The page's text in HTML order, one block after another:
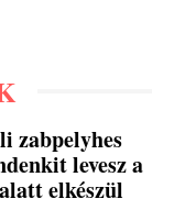
zabpelyhes
levesz a
elkészül